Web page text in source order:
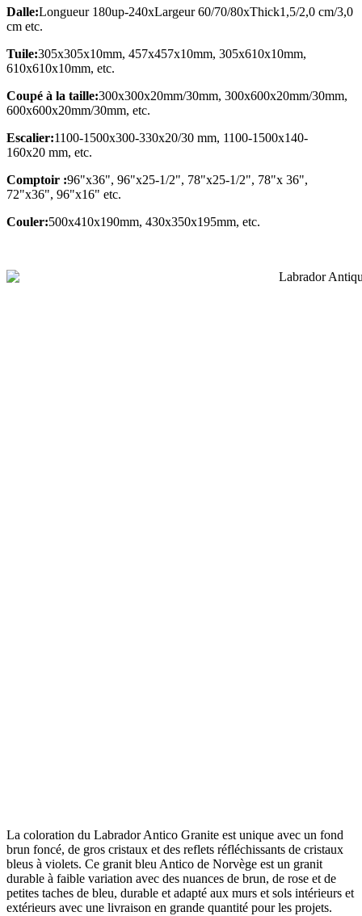
Dalle:Longueur 180up-240xLargeur 60/70/80xThick1,5/2,0 cm/3,0
cm etc.
Tuile:305x305x10mm, 457x457x10mm, 305x610x10mm,
610x610x10mm, etc.
Coupé à la taille:300x300x20mm/30mm, 300x600x20mm/30mm,
600x600x20mm/30mm, etc.
Escalier:1100-1500x300-330x20/30 mm, 1100-1500x140-
160x20 mm, etc.
Comptoir :96"x36", 96"x25-1/2", 78"x25-1/2", 78"x 36",
72"x36", 96"x16" etc.
Couler:500x410x190mm, 430x350x195mm, etc.
La coloration du Labrador Antico Granite est unique avec un fond
brun foncé, de gros cristaux et des reflets réfléchissants de cristaux
bleus à violets. Ce granit bleu Antico de Norvège est un granit
durable à faible variation avec des nuances de brun, de rose et de
petites taches de bleu, durable et adapté aux murs et sols intérieurs et
extérieurs avec une livraison en grande quantité pour les projets.